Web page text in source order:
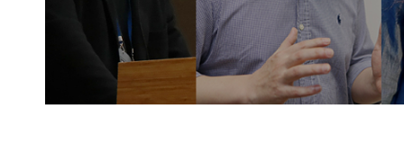
링크 바로가기
자주묻는 질문